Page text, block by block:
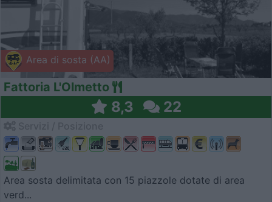
Area di sosta (AA)
Fattoria L'Olmetto
8,3 22
Area sosta delimitata con 15 piazzole dotate di area
verd...